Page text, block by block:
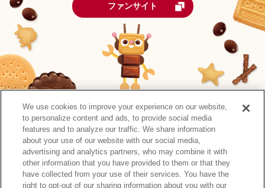
ファンサイト
森永製菓公式アカウント一覧
We use cookies to improve your experience on our website,
to personalize content and ads, to provide social media
features and to analyze our traffic. We share information
about your use of our website with our social media,
advertising and analytics partners, who may combine it with
other information that you have provided to them or that they
have collected from your use of their services. You have the
right to opt-out of our sharing information about you with our